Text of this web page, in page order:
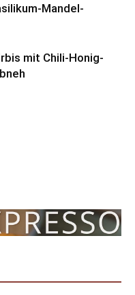
Mandel-
mit Chili-Honig-